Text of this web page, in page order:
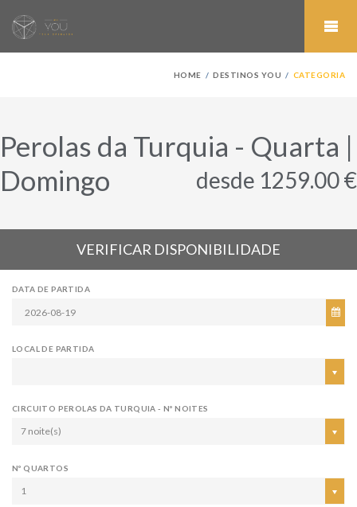
HOME DESTINOS YOU CATEGORIA
Perolas da Turquia - Quarta |
Domingo
desde 1259.00 €
VERIFICAR DISPONIBILIDADE
DATA DE PARTIDA
LOCAL DE PARTIDA
CIRCUITO PEROLAS DA TURQUIA - Nº NOITES
7 noite(s)
Nº QUARTOS
1